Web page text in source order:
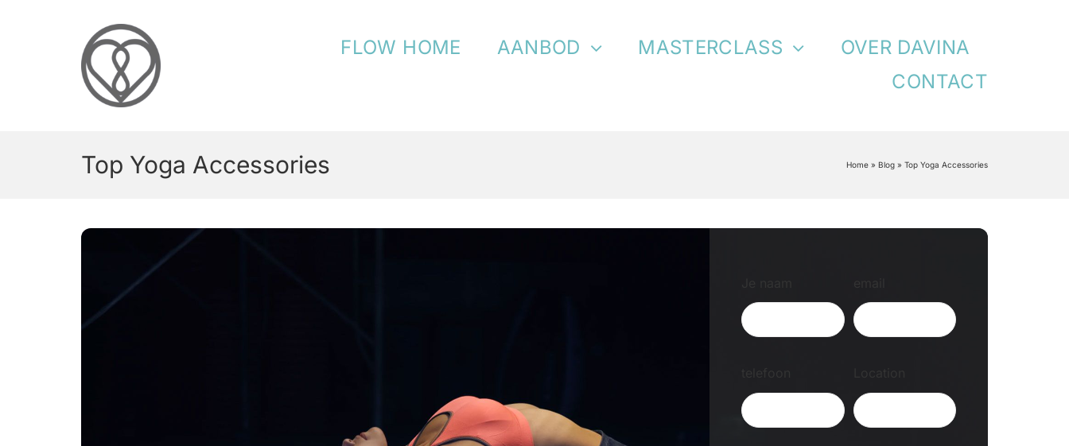
FLOW HOME AANBOD MASTERCLASS
OVER DAVINA
CONTACT
Top Yoga Accessories Home »Blog »Top Yoga Accessories